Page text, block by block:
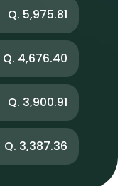
Q. 5,975.81
Q. 4,676.40
Q. 3,900.91
Q. 3,387.36